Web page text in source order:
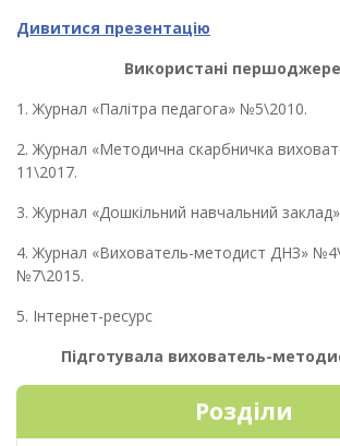
Дивитися презентацію
Використані
1. Журнал «Палітра педагога» №5\2010.
2. Журнал «Методична скарбничка
11\2017.
3. Журнал «Дошкільний навчальний
4. Журнал «Вихователь-методист ДНЗ»
№7\2015.
5. Інтернет-ресурс
Підготувала вихователь-
Розділи